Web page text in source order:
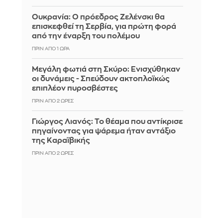
Ουκρανία: Ο πρόεδρος Ζελένσκι θα
επισκεφθεί τη Σερβία, για πρώτη φορά
από την έναρξη του πολέμου
ΠΡΙΝ ΑΠΌ 1 ΏΡΑ
Μεγάλη φωτιά στη Σκύρο: Ενισχύθηκαν
οι δυνάμεις - Σπεύδουν ακτοπλοϊκώς
επιπλέον πυροσβέστες
ΠΡΙΝ ΑΠΌ 2 ΏΡΕΣ
Γιώργος Λιανός: Το θέαμα που αντίκρισε
πηγαίνοντας για ψάρεμα ήταν αντάξιο
της Καραϊβικής
ΠΡΙΝ ΑΠΌ 2 ΏΡΕΣ